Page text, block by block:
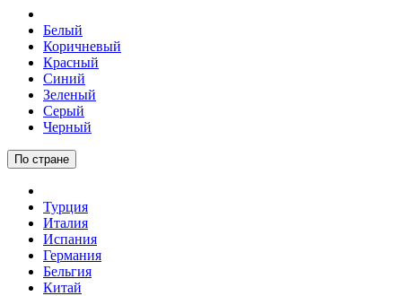
Белый
Коричневый
Красный
Синий
Зеленый
Серый
Черный
По стране
Турция
Италия
Испания
Германия
Бельгия
Китай